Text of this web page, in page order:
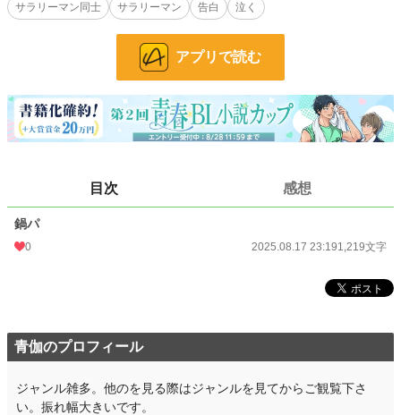
お気に入り 0
更新日時 2025.08.17 23:19
初回公開日時 2025.08.17 23:19
月間ポイント
サラリーマン同士
サラリーマン 告白 泣く
アプリで読む
目次 感想
鍋パ
0 2025.08.17 23:191,219文字
青伽のプロフィール
ジャンル雑多。他のを見る際はジャンルを見てからご観覧下さ
い。振れ幅大きいです。